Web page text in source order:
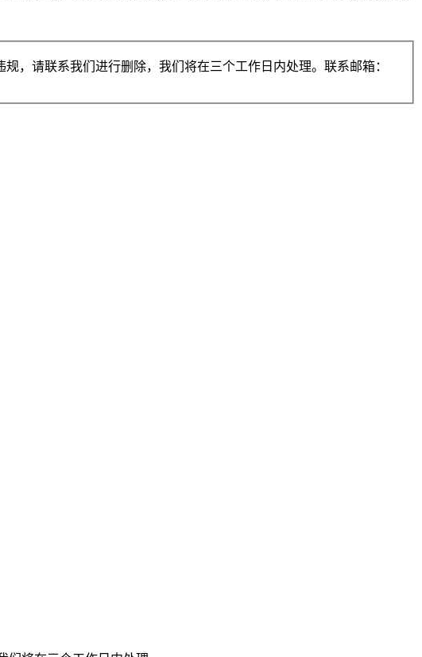
，请联系我们进行删除，我们将在三个工作日内处理。联系邮箱：